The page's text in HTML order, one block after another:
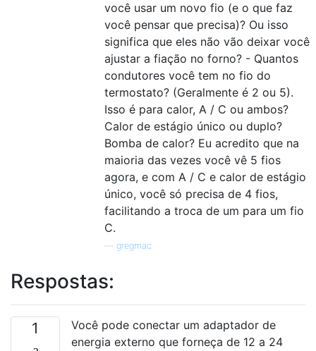
você usar um novo fio (e o que faz
você pensar que precisa)? Ou isso
significa que eles não vão deixar você
ajustar a fiação no forno? - Quantos
condutores você tem no fio do
termostato? (Geralmente é 2 ou 5).
Isso é para calor, A / C ou ambos?
Calor de estágio único ou duplo?
Bomba de calor? Eu acredito que na
maioria das vezes você vê 5 fios
agora, e com A / C e calor de estágio
único, você só precisa de 4 fios,
facilitando a troca de um para um fio
C.
gregmac
Respostas:
1
Você pode conectar um adaptador de
energia externo que forneça de 12 a 24